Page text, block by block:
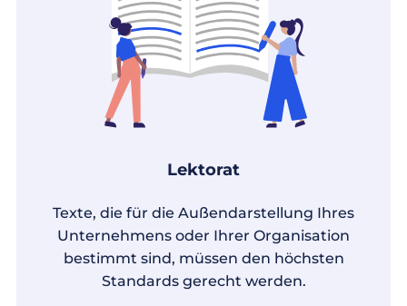
Lektorat
Texte, die für die Außendarstellung Ihres
Unternehmens oder Ihrer Organisation
bestimmt sind, müssen den höchsten
Standards gerecht werden.